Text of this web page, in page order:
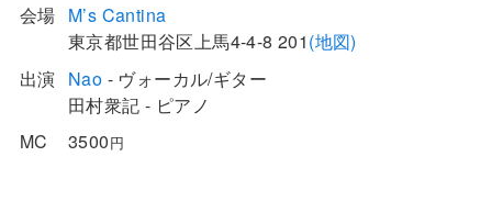
会場 M’s Cantina
東京都世田谷区上馬4-4-8 201(地図)
出演 Nao - ヴォーカル/ギター
田村衆記 - ピアノ
MC
3500円